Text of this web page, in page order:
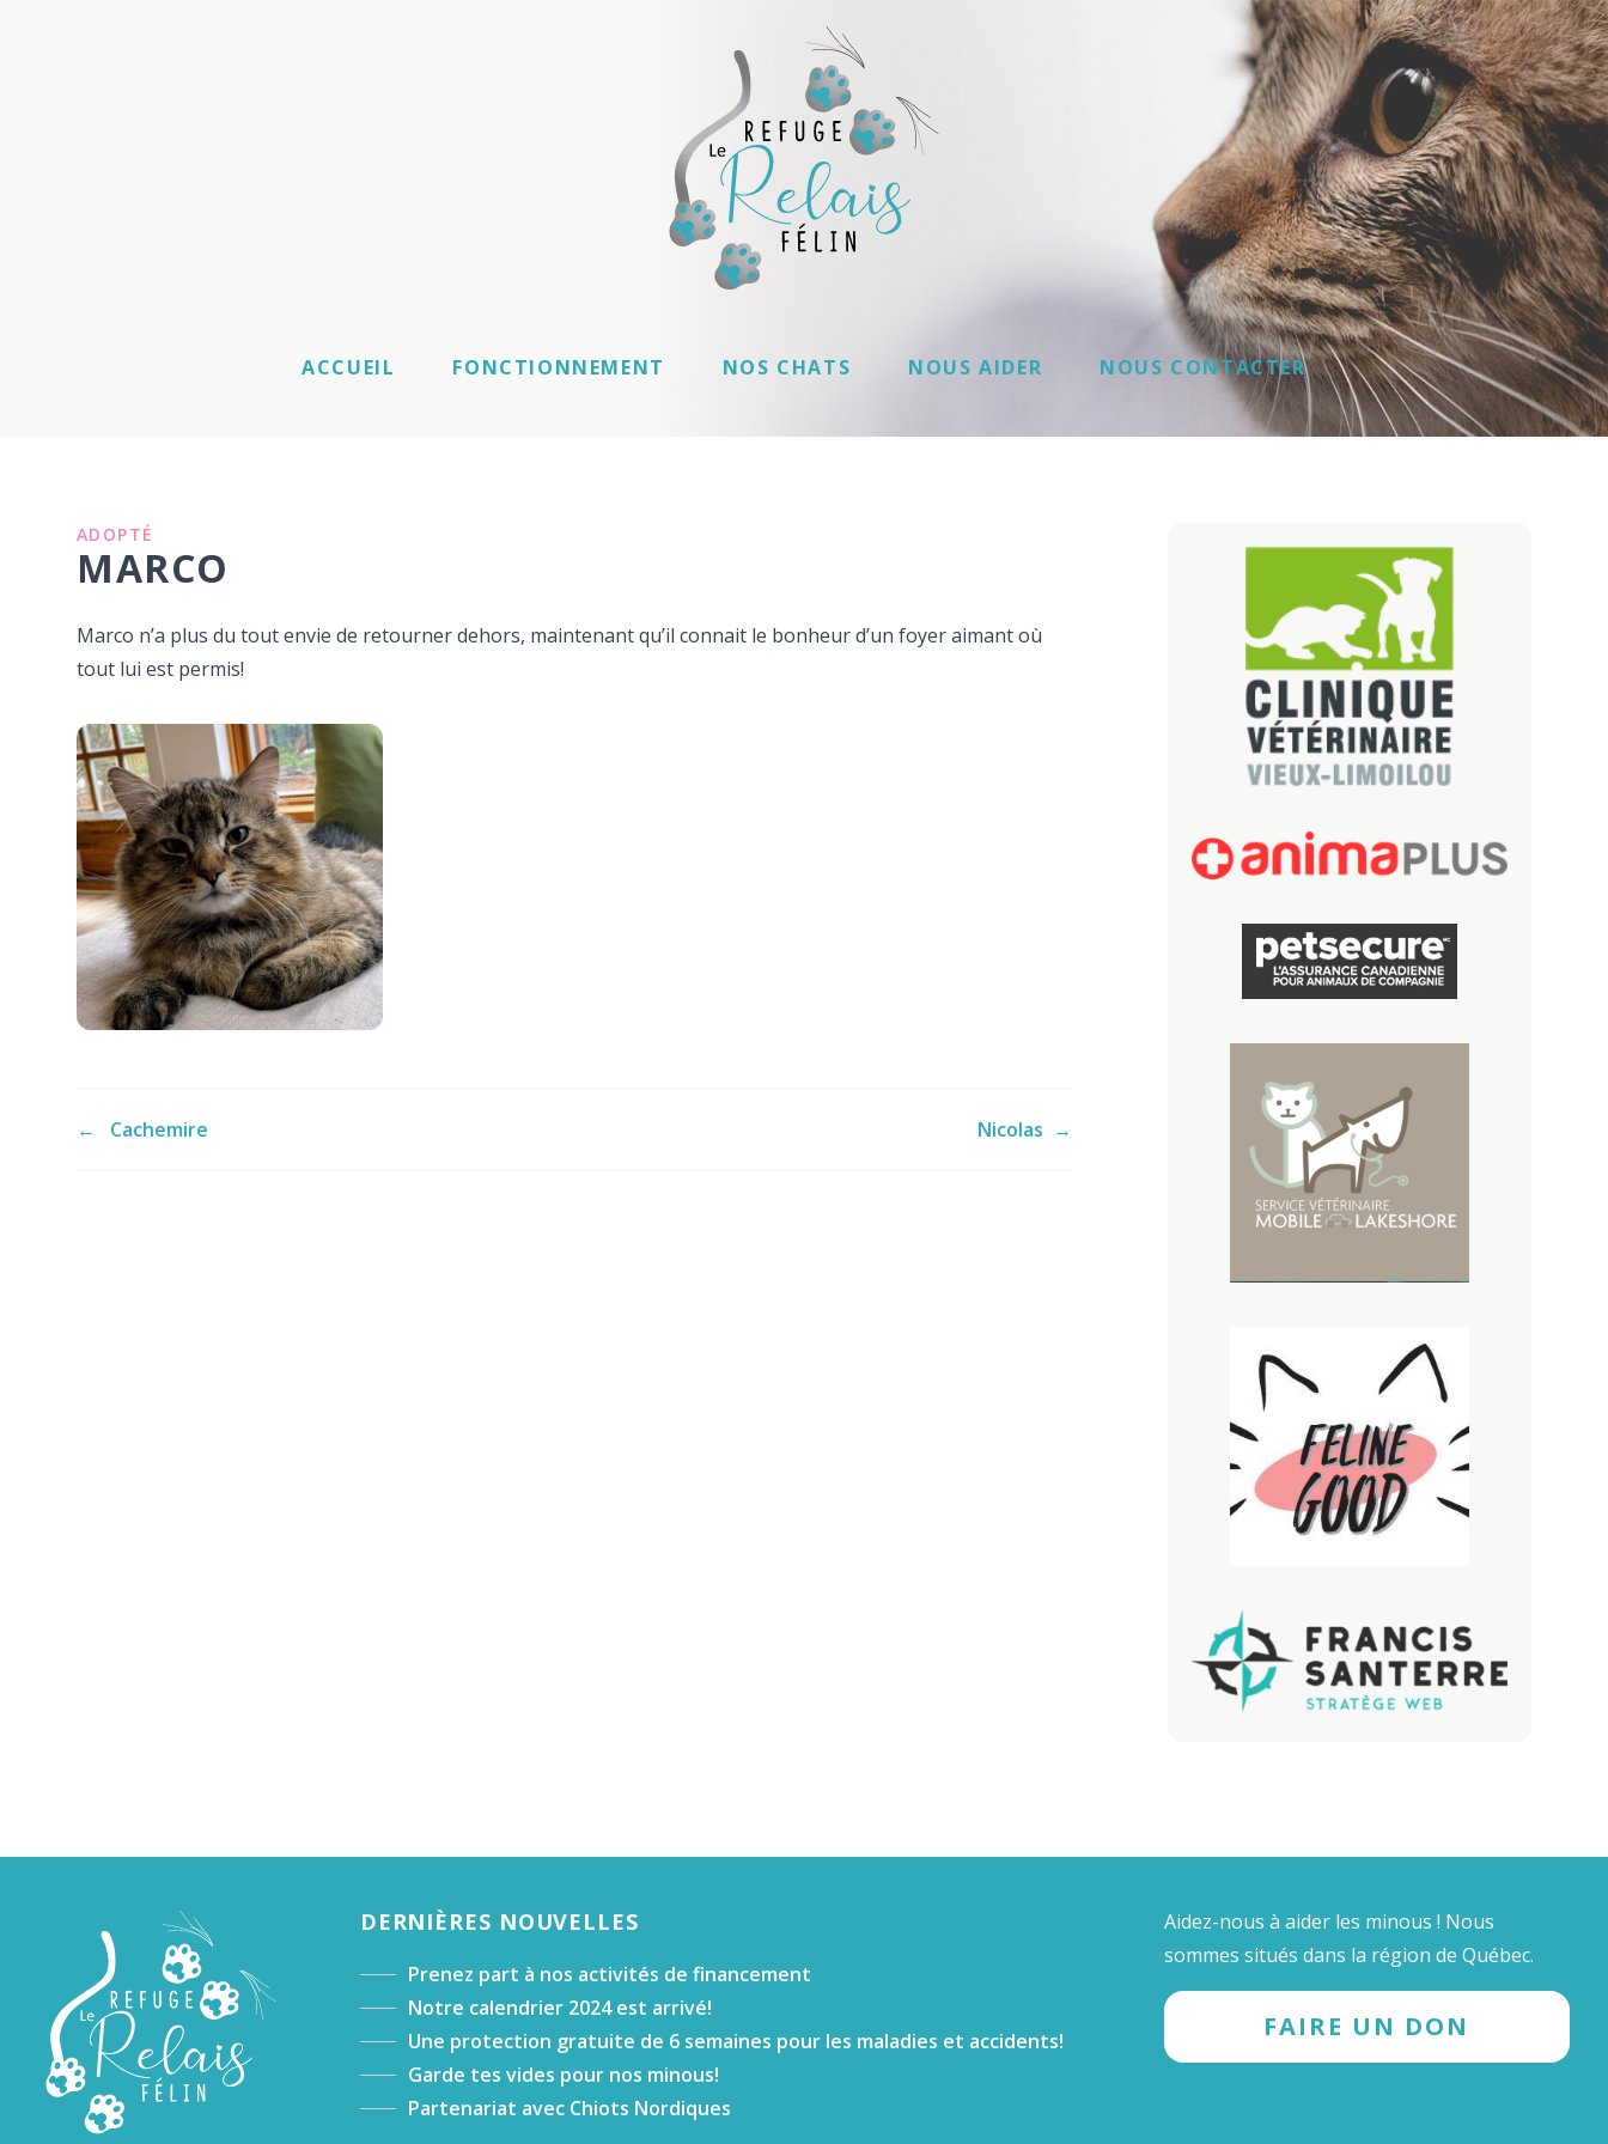
ACCUEIL FONCTIONNEMENT NOS CHATS NOUS AIDER NOUS CONTACTER
ADOPTÉ
MARCO
Marco n’a plus du tout envie de retourner dehors, maintenant qu’il connait le bonheur d’un foyer aimant où
tout lui est permis!
← Cachemire Nicolas →
DERNIÈRES NOUVELLES
Prenez part à nos activités de financement
Notre calendrier 2024 est arrivé!
Une protection gratuite de 6 semaines pour les maladies et accidents!
Garde tes vides pour nos minous!
Partenariat avec Chiots Nordiques
Aidez-nous à aider les minous ! Nous
sommes situés dans la région de Québec.
FAIRE UN DON